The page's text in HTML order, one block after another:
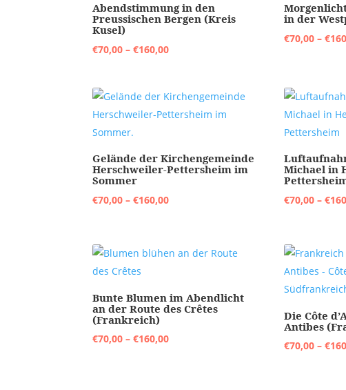
Abendstimmung in den
Preussischen Bergen (Kreis
Kusel)
€70,00 –€160,00Preisspanne:
€160,00
in der
€70,00 –€
Gelände der Kirchengemeinde
Herschweiler-Pettersheim im
Sommer
€70,00 –€160,00Preisspanne:
€160,00
Michael in
€70,00 –€
Bunte Blumen im Abendlicht
an der Route des Crêtes
(Frankreich)
€70,00 –€160,00Preisspanne:
Die Côte
Antibes
€70,00 –€